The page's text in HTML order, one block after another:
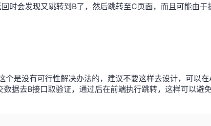
时会发现又跳转到B了，然后跳转至C页面，而且可能由
个是没有可行性解决办法的，建议不要这样去设计，可以
据去B接口取验证，通过后在前端执行跳转，这样可以避免